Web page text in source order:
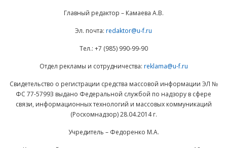
Главный редактор – Камаева А.В.
Эл. почта: redaktor@u-f.ru
Тел.: +7 (985) 990-99-90
Отдел рекламы и сотрудничества: reklama@u-f.ru
Свидетельство о регистрации средства массовой информации ЭЛ №
ФС 77-57993 выдано Федеральной службой по надзору в сфере
связи, информационных технологий и массовых коммуникаций
(Роскомнадзор) 28.04.2014 г.
Учредитель – Федоренко М.А.